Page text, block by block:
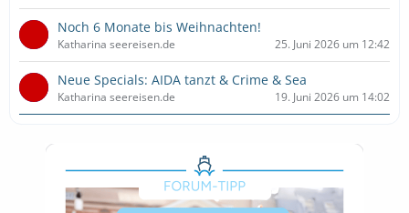
Noch 6 Monate bis Weihnachten!
Katharina seereisen.de 25. Juni 2026 um 12:42
Neue Specials: AIDA tanzt & Crime & Sea
Katharina seereisen.de 19. Juni 2026 um 14:02